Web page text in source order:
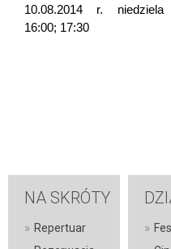
10.08.2014 r. niedziela
16:00; 17:30
NA SKRÓTY
» Repertuar »